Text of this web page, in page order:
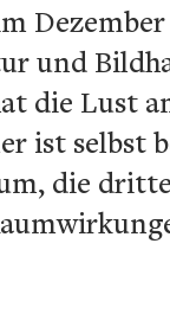
und
die Lust
ist
die